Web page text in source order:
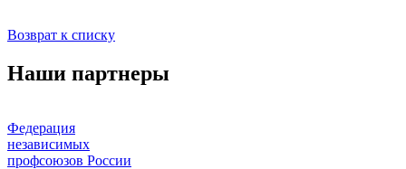
Возврат к списку
Наши партнеры
Федерация
независимых
профсоюзов России